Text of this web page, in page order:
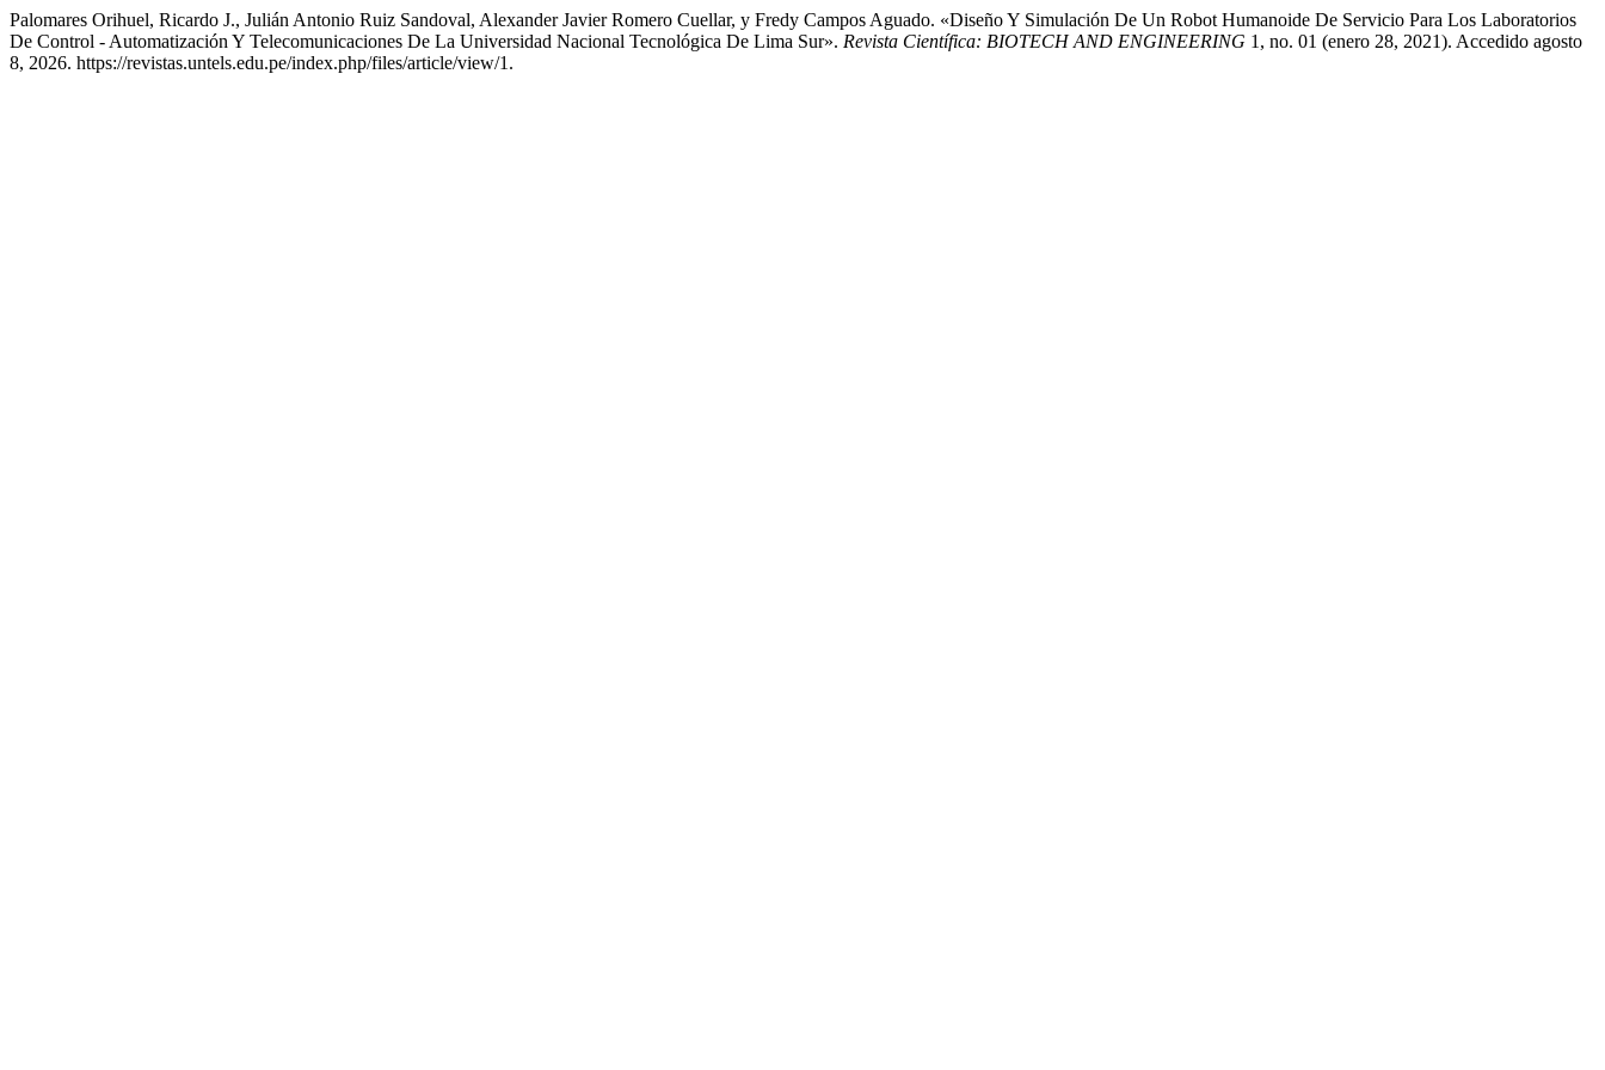
Palomares Orihuel, Ricardo J., Julián Antonio Ruiz Sandoval, Alexander Javier Romero Cuellar, y Fredy Campos Aguado. «Diseño Y Simulación De Un Robot Humanoide De Servicio Para Los Laboratorios
De Control - Automatización Y Telecomunicaciones De La Universidad Nacional Tecnológica De Lima Sur». Revista Científica: BIOTECH AND ENGINEERING 1, no. 01 (enero 28, 2021). Accedido agosto
8, 2026. https://revistas.untels.edu.pe/index.php/files/article/view/1.